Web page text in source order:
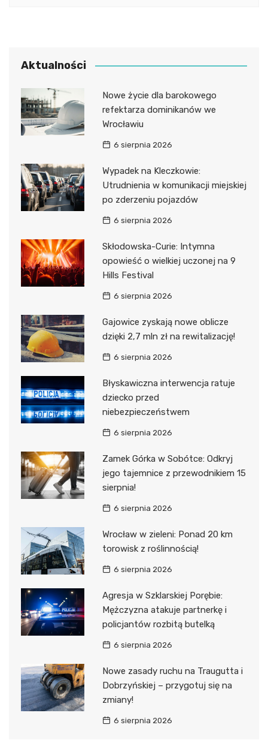
Aktualności
Nowe życie dla barokowego
refektarza dominikanów we
Wrocławiu
6 sierpnia 2026
Wypadek na Kleczkowie:
Utrudnienia w komunikacji miejskiej
po zderzeniu pojazdów
6 sierpnia 2026
Skłodowska-Curie: Intymna
opowieść o wielkiej uczonej na 9
Hills Festival
6 sierpnia 2026
Gajowice zyskają nowe oblicze
dzięki 2,7 mln zł na rewitalizację!
6 sierpnia 2026
Błyskawiczna interwencja ratuje
dziecko przed
niebezpieczeństwem
6 sierpnia 2026
Zamek Górka w Sobótce: Odkryj
jego tajemnice z przewodnikiem 15
sierpnia!
6 sierpnia 2026
Wrocław w zieleni: Ponad 20 km
torowisk z roślinnością!
6 sierpnia 2026
Agresja w Szklarskiej Porębie:
Mężczyzna atakuje partnerkę i
policjantów rozbitą butelką
6 sierpnia 2026
Nowe zasady ruchu na Traugutta i
Dobrzyńskiej – przygotuj się na
zmiany!
6 sierpnia 2026